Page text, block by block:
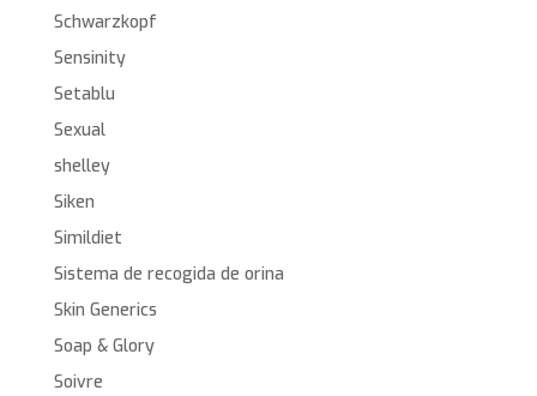
Schwarzkopf
Sensinity
Setablu
Sexual
shelley
Siken
Simildiet
Sistema de recogida de orina
Skin Generics
Soap & Glory
Soivre